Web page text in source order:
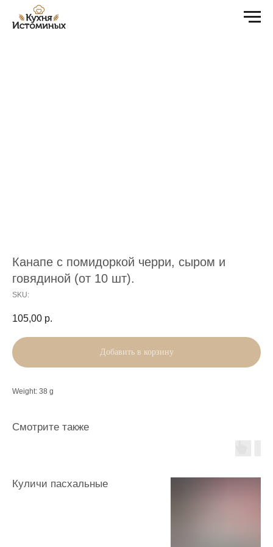
Канапе с помидоркой черри, сыром и
говядиной (от 10 шт).
SKU:
105,00 р.
Добавить в корзину
Weight: 38 g
Смотрите также
Куличи пасхальные